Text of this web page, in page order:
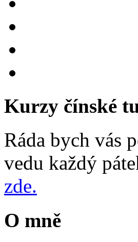
Kurzy čínské
Ráda bych vás
vedu každý
zde.
O mně